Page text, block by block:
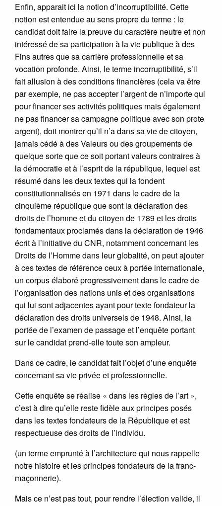
Enfin, apparait ici la notion d’incorruptibilité. Cette
notion est entendue au sens propre du terme : le
candidat doit faire la preuve du caractère neutre et non
intéressé de sa participation à la vie publique à des
Fins autres que sa carrière professionnelle et sa
vocation profonde. Ainsi, le terme incorruptibilité, s’il
fait allusion à des conditions financières (cela va être
par exemple, ne pas accepter l’argent de n’importe qui
pour financer ses activités politiques mais également
ne pas financer sa campagne politique avec son prote
argent), doit montrer qu’il n’a dans sa vie de citoyen,
jamais cédé à des Valeurs ou des groupements de
quelque sorte que ce soit portant valeurs contraires à
la démocratie et à l’esprit de la république, lequel est
résumé dans les deux textes qui la fondent
constitutionnalisés en 1971 dans le cadre de la
cinquième république que sont la déclaration des
droits de l’homme et du citoyen de 1789 et les droits
fondamentaux proclamés dans la déclaration de 1946
écrit à l’initiative du CNR, notamment concernant les
Droits de l’Homme dans leur globalité, on peut ajouter
à ces textes de référence ceux à portée internationale,
un corpus élaboré progressivement dans le cadre de
l’organisation des nations unis et des organisations
qui lui sont adjacentes ayant pour texte fondateur la
déclaration des droits universels de 1948. Ainsi, la
portée de l’examen de passage et l’enquête portant
sur le candidat prend-elle toute son ampleur.
Dans ce cadre, le candidat fait l’objet d’une enquête
concernant sa vie privée et professionnelle.
Cette enquête se réalise « dans les règles de l’art »,
c’est à dire qu’elle reste fidèle aux principes posés
dans les textes fondateurs de la République et est
respectueuse des droits de l’individu.
(un terme emprunté à l’architecture qui nous rappelle
notre histoire et les principes fondateurs de la franc-
maçonnerie).
Mais ce n’est pas tout, pour rendre l’élection valide, il